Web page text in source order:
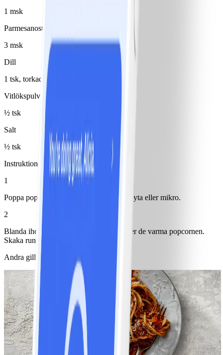
1 msk
Parmesanost
3 msk
Dill
1 tsk, torkad
Vitlökspulver
½ tsk
Salt
½ tsk
Instruktioner
1
Poppa popcornen i en popcornmaskin, gryta eller mikro.
2
Blanda ihop alla smaksättare och strö över de varma popcornen.
Skaka runt så att alla popcornen täcks.
Andra gillade också